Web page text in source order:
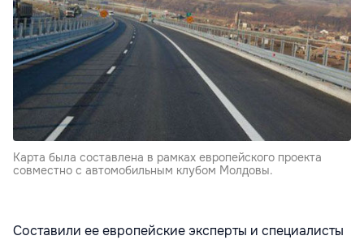
Карта была составлена в рамках европейского проекта
совместно с автомобильным клубом Молдовы.
Составили ее европейские эксперты и специалисты